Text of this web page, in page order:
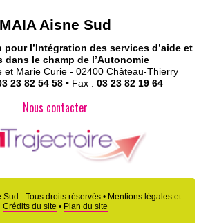
MAIA Aisne Sud
pour l’Intégration des services d’aide et
dans le champ de l’Autonomie
et Marie Curie - 02400 Château-Thierry
23 82 54 58• Fax : 03 23 82 19 64
Nous contacter
Accès Partenaires
- Tous droits réservés • Mentions légales et
Crédits du site • Plan du site